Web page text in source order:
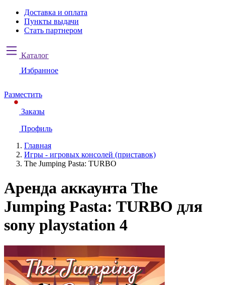
Доставка и оплата
Пункты выдачи
Стать партнером
Каталог
Избранное
Разместить
Заказы
Профиль
Главная
Игры - игровых консолей (приставок)
The Jumping Pasta: TURBO
Аренда аккаунта The
Jumping Pasta: TURBO для
sony playstation 4